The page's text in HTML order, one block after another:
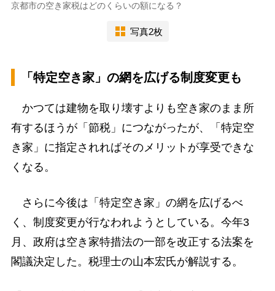
京都市の空き家税はどのくらいの額になる？
写真2枚
「特定空き家」の網を広げる制度変更も
かつては建物を取り壊すよりも空き家のまま所
有するほうが「節税」につながったが、「特定空
き家」に指定されればそのメリットが享受できな
くなる。
さらに今後は「特定空き家」の網を広げるべ
く、制度変更が行なわれようとしている。今年3
月、政府は空き家特措法の一部を改正する法案を
閣議決定した。税理士の山本宏氏が解説する。